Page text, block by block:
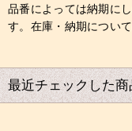
品番によっては納期に
す。在庫・納期につい
最近チェックした商